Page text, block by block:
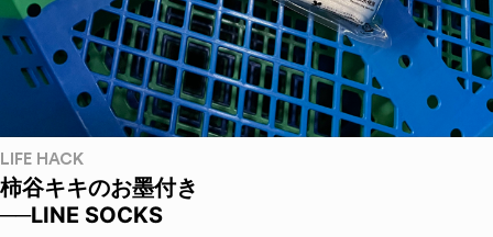
LIFE HACK
柿谷キキのお墨付き
──LINE SOCKS